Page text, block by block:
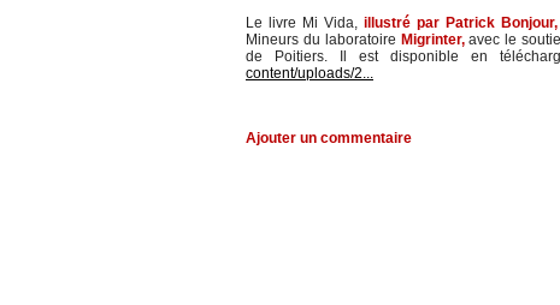
Le livre Mi Vida, illustré par Patrick Bonjour,
Mineurs du laboratoire Migrinter,avec le
de Poitiers. Il est disponible en
content/uploads/2...
Ajouter un commentaire